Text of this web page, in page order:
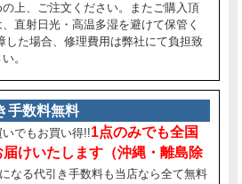
上、ご注文ください。またご購入頂
直射日光・高温多湿を避けて保管く
た場合、修理費用は弊社にて負担致
。
手数料無料
でもお買い得!!1点のみでも全国
けいたします（沖縄・離島除
なる代引き手数料も当店なら全て無料